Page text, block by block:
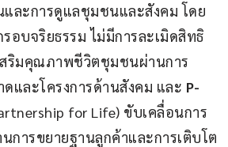
ละการดูแลชุมชนและสังคม โดย
อบจริยธรรม ไม่มีการละเมิดสิทธิ
ริมคุณภาพชีวิตชุมชนผ่านการ
และโครงการด้านสังคม และ P-
for Life) ขับเคลื่อนการ
การขยายฐานลูกค้าและการเติบโต